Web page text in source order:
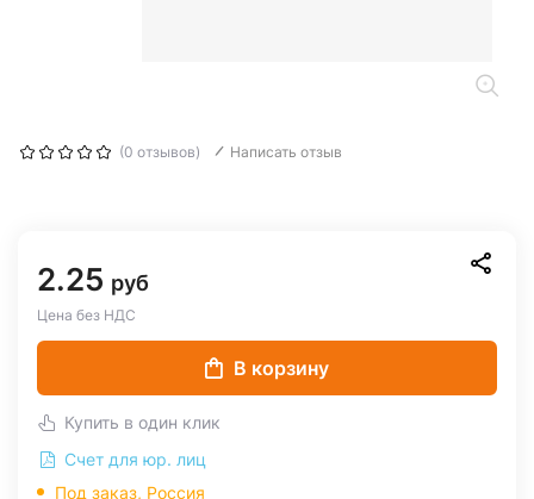
(0 отзывов) Написать отзыв
2.25 руб
Цена без НДС
В корзину
Купить в один клик
Счет для юр. лиц
Под заказ, Россия